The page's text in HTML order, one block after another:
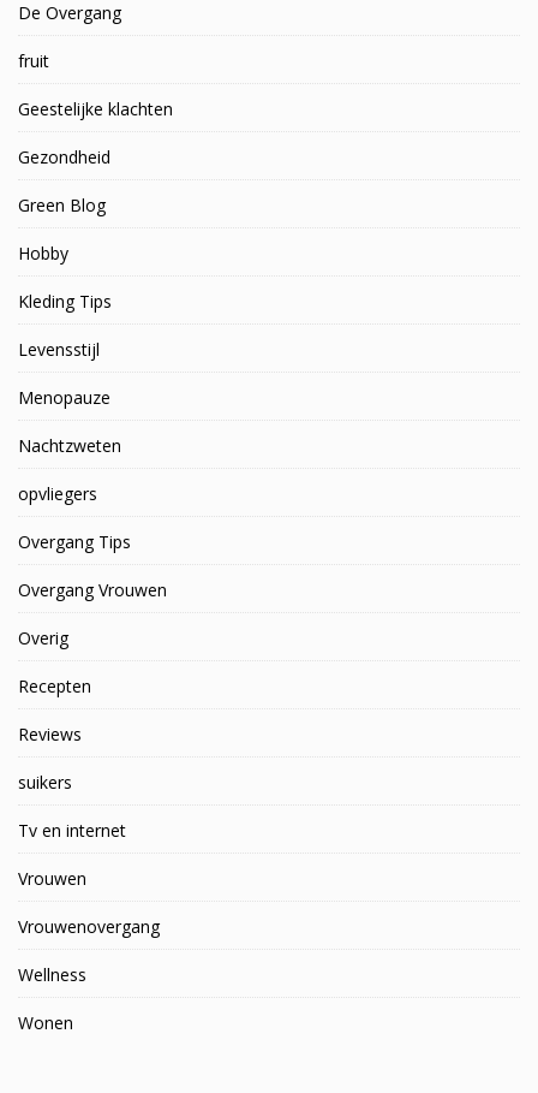
De Overgang
fruit
Geestelijke klachten
Gezondheid
Green Blog
Hobby
Kleding Tips
Levensstijl
Menopauze
Nachtzweten
opvliegers
Overgang Tips
Overgang Vrouwen
Overig
Recepten
Reviews
suikers
Tv en internet
Vrouwen
Vrouwenovergang
Wellness
Wonen